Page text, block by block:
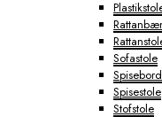
Sofastole
Spisestole
Stofstole